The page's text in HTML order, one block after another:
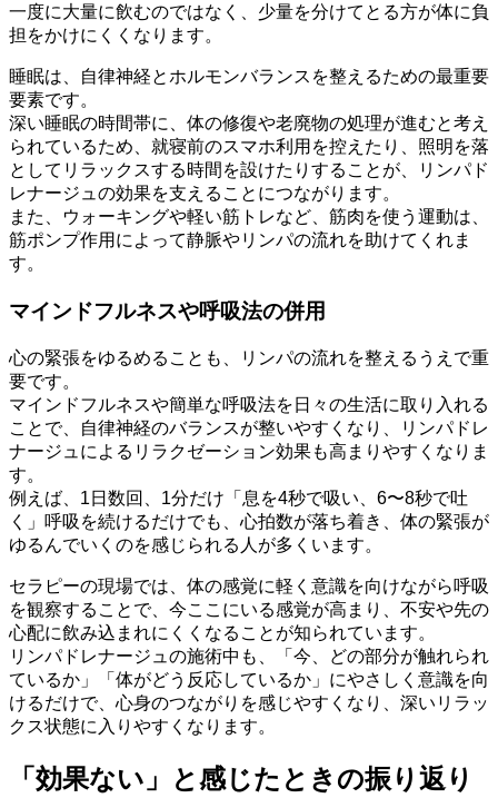
一度に大量に飲むのではなく、少量を分けてとる方が体に負
担をかけにくくなります。
睡眠は、自律神経とホルモンバランスを整えるための最重要
要素です。
深い睡眠の時間帯に、体の修復や老廃物の処理が進むと考え
られているため、就寝前のスマホ利用を控えたり、照明を落
としてリラックスする時間を設けたりすることが、リンパド
レナージュの効果を支えることにつながります。
また、ウォーキングや軽い筋トレなど、筋肉を使う運動は、
筋ポンプ作用によって静脈やリンパの流れを助けてくれま
す。
マインドフルネスや呼吸法の併用
心の緊張をゆるめることも、リンパの流れを整えるうえで重
要です。
マインドフルネスや簡単な呼吸法を日々の生活に取り入れる
ことで、自律神経のバランスが整いやすくなり、リンパドレ
ナージュによるリラクゼーション効果も高まりやすくなりま
す。
例えば、1日数回、1分だけ「息を4秒で吸い、6〜8秒で吐
く」呼吸を続けるだけでも、心拍数が落ち着き、体の緊張が
ゆるんでいくのを感じられる人が多くいます。
セラピーの現場では、体の感覚に軽く意識を向けながら呼吸
を観察することで、今ここにいる感覚が高まり、不安や先の
心配に飲み込まれにくくなることが知られています。
リンパドレナージュの施術中も、「今、どの部分が触れられ
ているか」「体がどう反応しているか」にやさしく意識を向
けるだけで、心身のつながりを感じやすくなり、深いリラッ
クス状態に入りやすくなります。
「効果ない」と感じたときの振り返り